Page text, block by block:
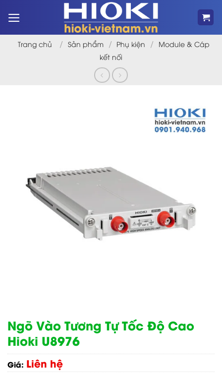
qua
dungTrang chủ / Sản phẩm / Phụ kiện /
Module & Cáp
kết nối
Ngõ Vào Tương Tự Tốc Độ Cao
Hioki U8976
Giá: Liên hệ